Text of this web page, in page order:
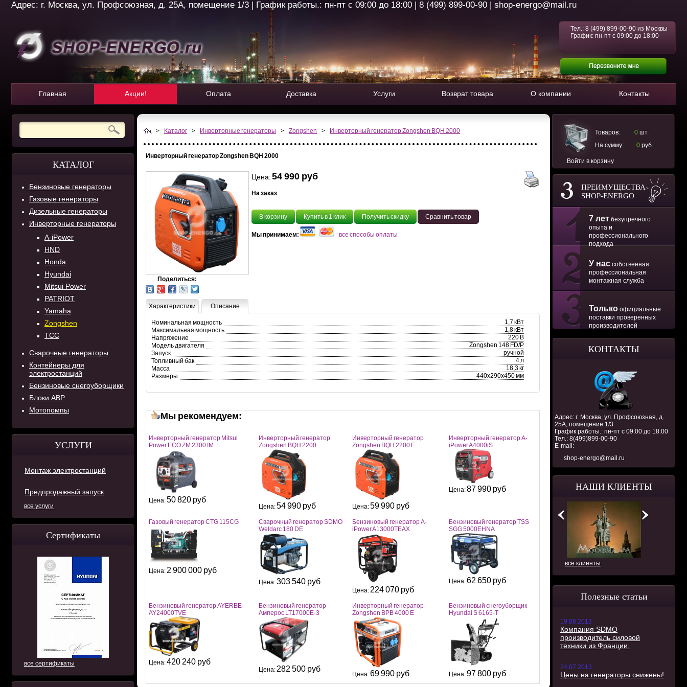
Адрес: г. Москва, ул. Профсоюзная, д. 25А, помещение 1/3 | График работы.: пн-пт с 09:00 до 18:00 | 8 (499) 899-00-90 | shop-energo@mail.ru
Тел.: 8 (499) 899-00-90 из Москвы
График: пн-пт с 09:00 до 18:00
Главная Акции! Оплата Доставка Услуги Возврат товара О компании Контакты
КАТАЛОГ
Бензиновые генераторы
Газовые генераторы
Дизельные генераторы
Инверторные генераторы
A-iPower
HND
Honda
Hyundai
Mitsui Power
PATRIOT
Yamaha
Zongshen
ТСС
Сварочные генераторы
Контейнеры для
электростанций
Бензиновые снегоуборщики
Блоки АВР
Мотопомпы
УСЛУГИ
Монтаж электростанций
Предпродажный запуск
все услуги
Сертификаты
все сертификаты
Товаров: 0 шт.
На сумму:
0 руб.
Войти в корзину
ПРЕИМУЩЕСТВА
SHOP-ENERGO
7 лет безупречного
опыта и
профессионального
подхода
У нас собственная
профессиональная
монтажная служба
Только официальные
поставки проверенных
производителей
КОНТАКТЫ
Адрес: г. Москва, ул. Профсоюзная, д.
25А, помещение 1/3
График работы.: пн-пт с 09:00 до 18:00
Тел.: 8(499)899-00-90
E-mail:
shop-energo@mail.ru
НАШИ КЛИЕНТЫ
все клиенты
Полезные статьи
19.08.2013
Компания SDMO
производитель силовой
техники из Франции.
24.07.2013
Цены на генераторы снижены!
> Каталог > Инверторные генераторы > Zongshen > Инверторный генератор Zongshen BQH 2000
Инверторный генератор Zongshen BQH 2000
Цена:54 990 руб
На заказ
В корзину Купить в 1 клик Получить скидку Сравнить товар
Мы принимаем: все способы оплаты
Поделиться:
Характеристики Описание
Номинальная мощность
1,7 кВт
Максимальная мощность
1,8 кВт
Напряжение
220 В
Модель двигателя
Zongshen 148 FD/P
Запуск
ручной
Топливный бак
4 л
Масса
18,3 кг
Размеры
440х290х450 мм
Мы рекомендуем:
Инверторный генератор Mitsui
Power ECO ZM 2300 IM
Цена:50 820 руб
Инверторный генератор
Zongshen BQH 2200
Цена:54 990 руб
Инверторный генератор
Zongshen BQH 2200 E
Цена:59 990 руб
Инверторный генератор A-
iPower A4000iS
Цена:87 990 руб
Газовый генератор CTG 115CG
Цена: 2 900 000 руб
Сварочный генератор SDMO
Weldarc 180 DE
Цена:303 540 руб
Бензиновый генератор A-
iPower A13000TEAX
Цена: 224 070 руб
Бензиновый генератор TSS
SGG 5000EHNA
Цена:62 650 руб
Бензиновый генератор AYERBE
AY24000TVE
Цена:420 240 руб
Бензиновый генератор
Амперос LT17000E-3
Цена: 282 500 руб
Инверторный генератор
Zongshen BPB 4000 E
Цена:69 990 руб
Бензиновый снегоуборщик
Hyundai S 6165-T
Цена:97 800 руб